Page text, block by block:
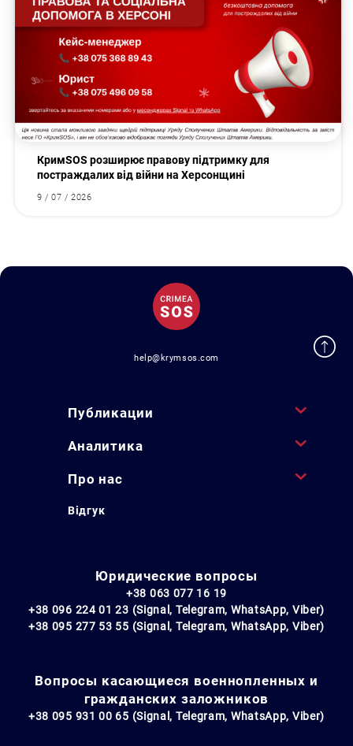
КримSOS розширює правову підтримку для
постраждалих від війни на Херсонщині
9 / 07 / 2026
help@krymsos.com
Публикации
Аналитика
Про нас
Відгук
Юридические вопросы
+38 063 077 16 19
+38 096 224 01 23 (Signal, Telegram, WhatsApp, Viber)
+38 095 277 53 55 (Signal, Telegram, WhatsApp, Viber)
Вопросы касающиеся военнопленных и
гражданских заложников
+38 095 931 00 65 (Signal, Telegram, WhatsApp, Viber)